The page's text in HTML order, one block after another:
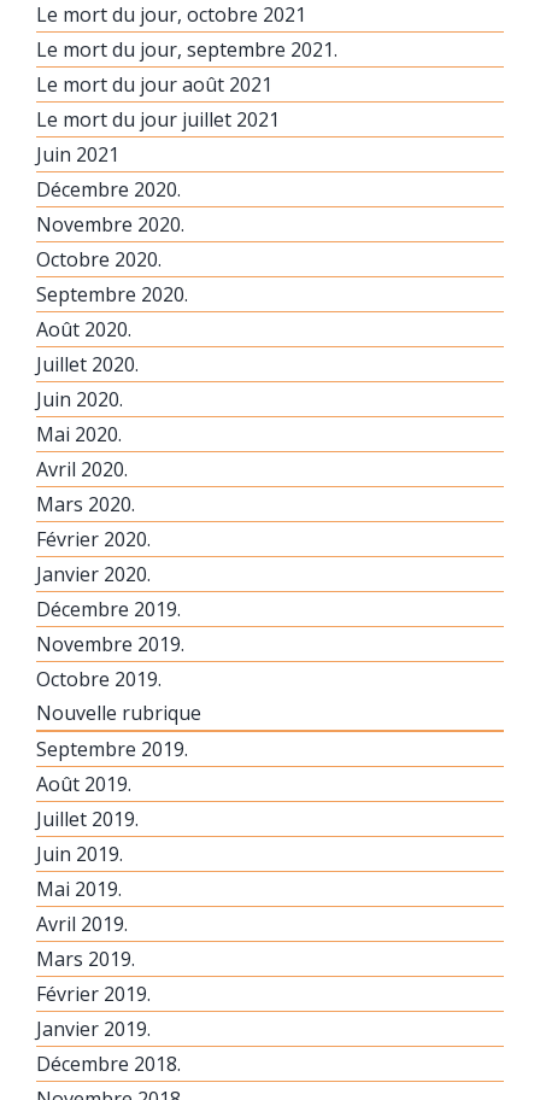
Le mort du jour, octobre 2021
Le mort du jour, septembre 2021.
Le mort du jour août 2021
Le mort du jour juillet 2021
Juin 2021
Décembre 2020.
Novembre 2020.
Octobre 2020.
Septembre 2020.
Août 2020.
Juillet 2020.
Juin 2020.
Mai 2020.
Avril 2020.
Mars 2020.
Février 2020.
Janvier 2020.
Décembre 2019.
Novembre 2019.
Octobre 2019.
Nouvelle rubrique
Septembre 2019.
Août 2019.
Juillet 2019.
Juin 2019.
Mai 2019.
Avril 2019.
Mars 2019.
Février 2019.
Janvier 2019.
Décembre 2018.